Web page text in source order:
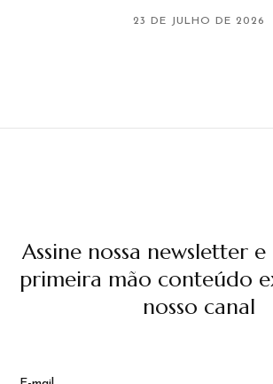
23 DE JULHO DE 2026
Assine nossa newsletter
primeira mão conteúdo
nosso canal